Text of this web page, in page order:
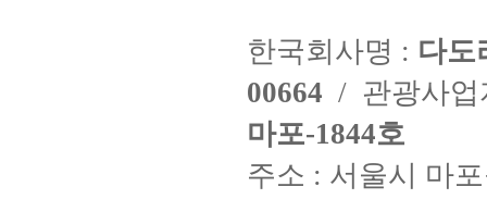
한국회사명 : 다도
00664 / 관광사
마포-1844호
주소 : 서울시 마